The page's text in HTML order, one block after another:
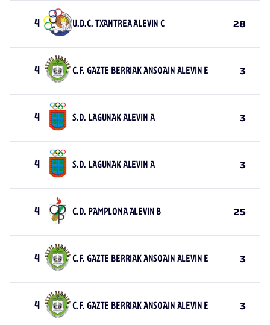
4 U.D.C. TXANTREA ALEVIN C 28
4 C.F. GAZTE BERRIAK ANSOAIN ALEVIN E 3
4 S.D. LAGUNAK ALEVIN A 3
4 S.D. LAGUNAK ALEVIN A 3
4 C.D. PAMPLONA ALEVIN B 25
4 C.F. GAZTE BERRIAK ANSOAIN ALEVIN E 3
4 C.F. GAZTE BERRIAK ANSOAIN ALEVIN E 3